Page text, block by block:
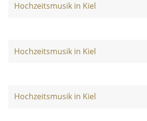
Hochzeitsmusik in Kiel
Hochzeitsmusik in Kiel
Hochzeitsmusik in Kiel